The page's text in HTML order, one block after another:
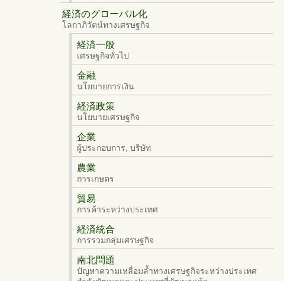
経済のグローバル化
โลกาภิวัตน์ทางเศรษฐกิจ
経済一般
เศรษฐกิจทั่วไป
金融
นโยบายการเงิน
経済政策
นโยบายเศรษฐกิจ
企業
ผู้ประกอบการ, บริษัท
農業
การเกษตร
貿易
การค้าระหว่างประเทศ
経済統合
การรวมกลุ่มเศรษฐกิจ
南北問題
ปัญหาความเหลื่อมล้ำทางเศรษฐกิจระหว่างประเทศ